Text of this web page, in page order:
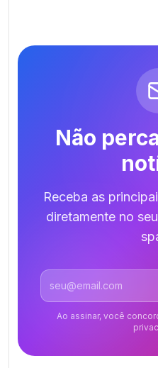
Não
Receba as
diretamente no
Endereço de email
Ao assinar, você